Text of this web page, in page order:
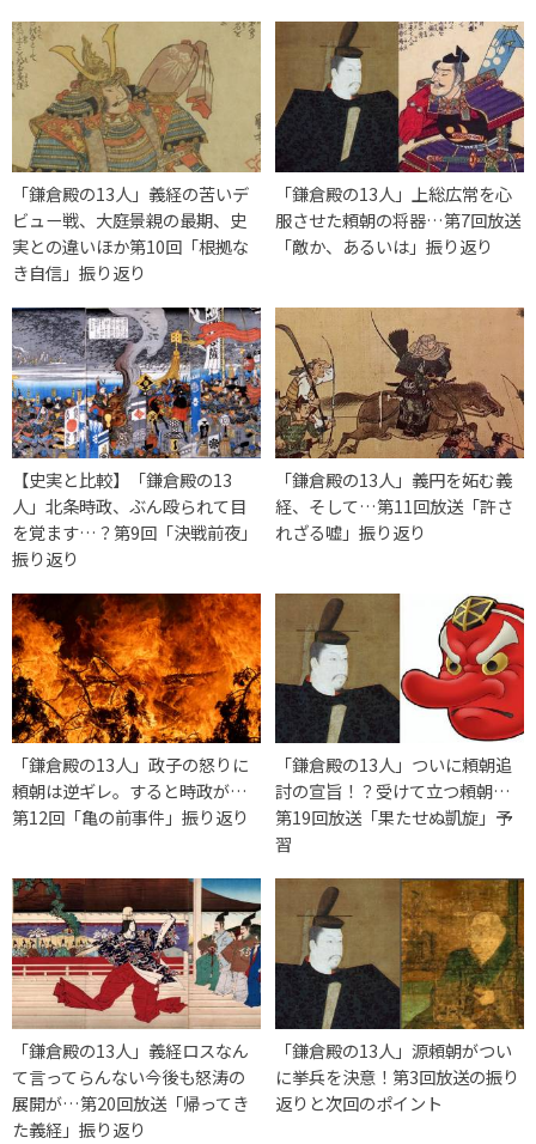
「鎌倉殿の13人」義経の苦いデ
ビュー戦、大庭景親の最期、史
実との違いほか第10回「根拠な
き自信」振り返り
「鎌倉殿の13人」上総広常を心
服させた頼朝の将器…第7回放送
「敵か、あるいは」振り返り
【史実と比較】「鎌倉殿の13
人」北条時政、ぶん殴られて目
を覚ます…？第9回「決戦前夜」
振り返り
「鎌倉殿の13人」義円を妬む義
経、そして…第11回放送「許さ
れざる嘘」振り返り
「鎌倉殿の13人」政子の怒りに
頼朝は逆ギレ。すると時政が…
第12回「亀の前事件」振り返り
「鎌倉殿の13人」ついに頼朝追
討の宣旨！？受けて立つ頼朝…
第19回放送「果たせぬ凱旋」予
習
「鎌倉殿の13人」義経ロスなん
て言ってらんない今後も怒涛の
展開が…第20回放送「帰ってき
た義経」振り返り
「鎌倉殿の13人」源頼朝がつい
に挙兵を決意！第3回放送の振り
返りと次回のポイント